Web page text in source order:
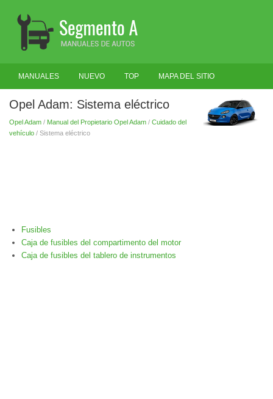
MANUALES NUEVO TOP MAPA DEL SITIO
BUSCAR
Opel Adam: Sistema eléctrico
Opel Adam / Manual del Propietario Opel Adam / Cuidado del
vehículo / Sistema eléctrico
Fusibles
Caja de fusibles del compartimento del motor
Caja de fusibles del tablero de instrumentos